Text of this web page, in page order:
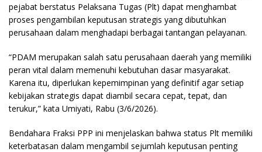
pejabat berstatus Pelaksana Tugas (Plt) dapat menghambat
proses pengambilan keputusan strategis yang dibutuhkan
perusahaan dalam menghadapi berbagai tantangan pelayanan.
“PDAM merupakan salah satu perusahaan daerah yang memiliki
peran vital dalam memenuhi kebutuhan dasar masyarakat.
Karena itu, diperlukan kepemimpinan yang definitif agar setiap
kebijakan strategis dapat diambil secara cepat, tepat, dan
terukur,” kata Umiyati, Rabu (3/6/2026).
Bendahara Fraksi PPP ini menjelaskan bahwa status Plt memiliki
keterbatasan dalam mengambil sejumlah keputusan penting